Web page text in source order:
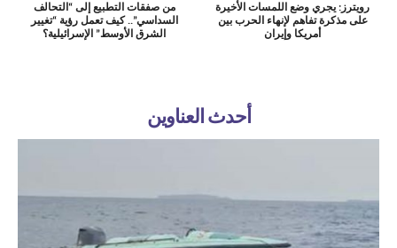
من صفقات التطبيع إلى “التحالف
السداسي”.. كيف تعمل رؤية “تغيير
الشرق الأوسط” الإسرائيلية؟
رويترز: يجري وضع اللمسات الأخيرة
على مذكرة تفاهم لإنهاء الحرب بين
أمريكا وإيران
أحدث العناوين